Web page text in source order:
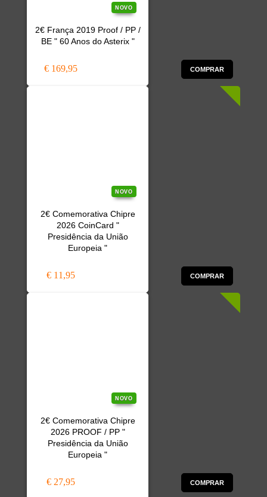
NOVO
2€ França 2019 Proof / PP /
BE " 60 Anos do Asterix "
€ 169,95 COMPRAR
NOVO
2€ Comemorativa Chipre
2026 CoinCard "
Presidência da União
Europeia "
€ 11,95 COMPRAR
NOVO
2€ Comemorativa Chipre
2026 PROOF / PP "
Presidência da União
Europeia "
€ 27,95 COMPRAR